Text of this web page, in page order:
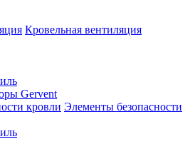
Кровельная вентиляция
Gervent
кровли Элементы безопасности